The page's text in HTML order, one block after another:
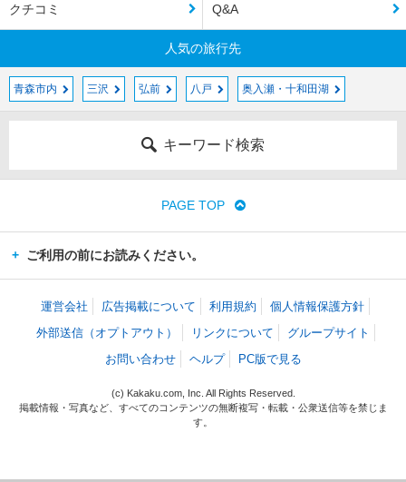
クチコミ Q&A
人気の旅行先
青森市内 三沢 弘前 八戸 奥入瀬・十和田湖
キーワード検索
PAGE TOP
ご利用の前にお読みください。
運営会社 広告掲載について 利用規約
個人情報保護方針
外部送信（オプトアウト）
リンクについて
グループサイト
お問い合わせ
ヘルプ PC版で見る
(c) Kakaku.com, Inc. All Rights Reserved.
掲載情報・写真など、すべてのコンテンツの無断複写・転載・公衆送信等を禁じま
す。